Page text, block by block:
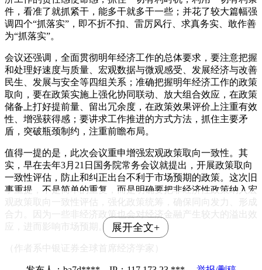
件，看准了就抓紧干，能多干就多干一些；并花了较大篇幅强
调四个“抓落实”，即不折不扣、雷厉风行、求真务实、敢作善
为“抓落实”。
会议还强调，全面贯彻明年经济工作的总体要求，要注意把握
和处理好速度与质量、宏观数据与微观感受、发展经济与改善
民生、发展与安全等四组关系；准确把握明年经济工作的政策
取向，要在政策实施上强化协同联动、放大组合效应，在政策
储备上打好提前量、留出冗余度，在政策效果评价上注重有效
性、增强获得感；要讲求工作推进的方式方法，抓住主要矛
盾，突破瓶颈制约，注重前瞻布局。
值得一提的是，此次会议重申增强宏观政策取向一致性。其
实，早在去年3月21日国务院常务会议就提出，开展政策取向
一致性评估，防止和纠正出台不利于市场预期的政策。这次旧
事重提，不是简单的重复，而是明确要把非经济性政策纳入宏
观政策取向一致性评估，强化政策统筹，确保同向发力、形成
合力。因为一些非经济政策也会对经济金融产生较大的溢出效
应，进而影响市场预期。
（作者系中银证券全球首席经济学家）
展开全文+